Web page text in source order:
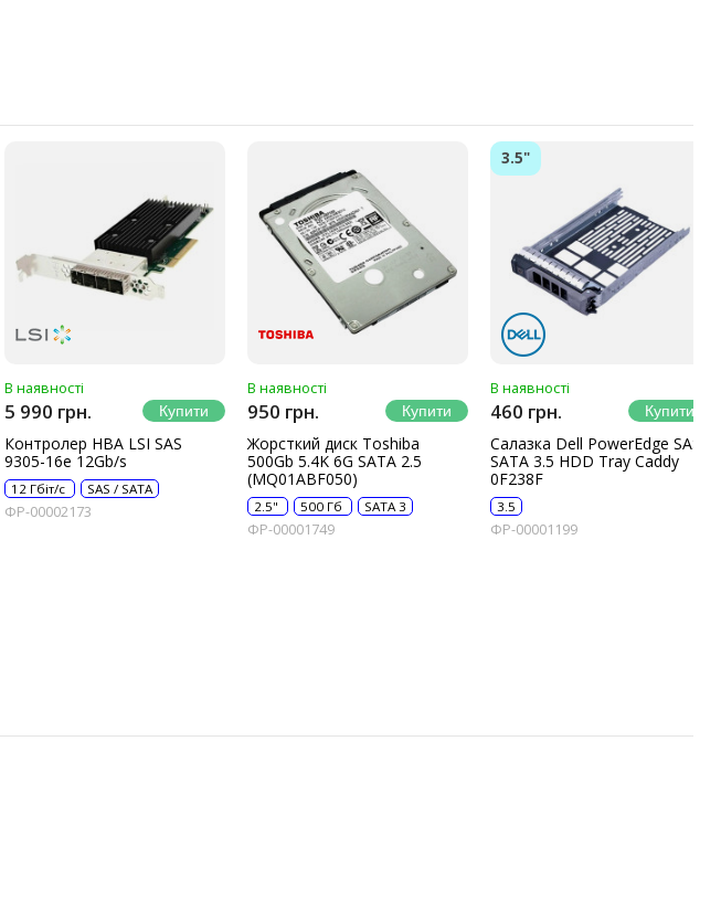
В наявності
5 990 грн.
Контролер HBA LSI SAS
9305-16e 12Gb/s
12 Гбіт/с SAS / SATA
ФР-00002173
В наявності
950 грн.
Жорсткий диск Toshiba
500Gb 5.4K 6G SATA 2.5
(MQ01ABF050)
2.5" 500 Гб SATA 3
ФР-00001749
3.5"
В наявності
460 грн.
Салазка Dell PowerEdge SAS
SATA 3.5 HDD Tray Caddy
0F238F
3.5
ФР-00001199